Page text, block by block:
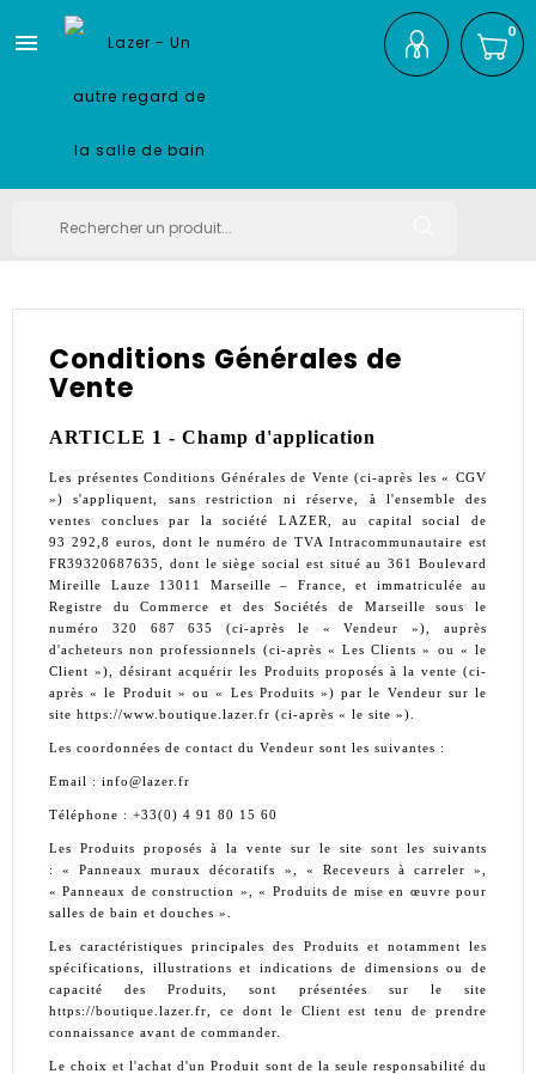
 0
Conditions Générales de
Vente
ARTICLE 1 - Champ d'application
Les présentes Conditions Générales de Vente (ci-après les « CGV
») s'appliquent, sans restriction ni réserve, à l'ensemble des
ventes conclues par la société LAZER, au capital social de
93 292,8 euros, dont le numéro de TVA Intracommunautaire est
FR39320687635, dont le siège social est situé au 361 Boulevard
Mireille Lauze 13011 Marseille – France, et immatriculée au
Registre du Commerce et des Sociétés de Marseille sous le
numéro 320 687 635
(ci-après le « Vendeur »), auprès
d'acheteurs non professionnels (ci-après « Les Clients » ou « le
Client »), désirant acquérir les Produits proposés à la vente (ci-
après « le Produit » ou « Les Produits ») par le Vendeur sur le
site https://www.boutique.lazer .fr (ci-après « le site »).
Les coordonnées de contact du Vendeur sont les suivantes :
Email : info@lazer.fr
Téléphone : +33(0) 4 91 80 15 60
Les Produits proposés à la vente sur le site sont les suivants
: « Panneaux muraux décoratifs », « Receveurs à carreler »,
« Panneaux de construction », « Produits de mise en œuvre pour
salles de bain et douches »
Les caractéristiques principales des Produits et notamment les
spécifications, illustrations et indications de dimensions ou de
capacité des Produits, sont présentées sur le site
https://boutique.lazer.fr, ce dont le Client est tenu de prendre
connaissance avant de commander.
Le choix et l'achat d'un Produit sont de la seule responsabilité du